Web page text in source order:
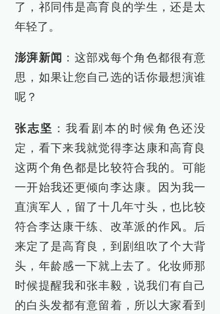
了，祁同伟是高育良的学生，还是太
年轻了。
澎湃新闻 ：这部戏每个角色都很有意
思，如果让您自己选的话你最想演谁
呢？
张志坚 ：我看剧本的时候角色还没
定，看下来我就觉得李达康和高育良
这两个角色都是比较符合我的。可能
一开始我还更倾向李达康。因为我一
直演军人，留了十几年寸头，也比较
符合李达康干练、改革派的作风。后
来定了是高育良，到剧组吹了个大背
头，年龄感一下就上去了。化妆师那
时候提醒我和张丰毅，说我们有自己
的白头发都有意留着，所以大家看到